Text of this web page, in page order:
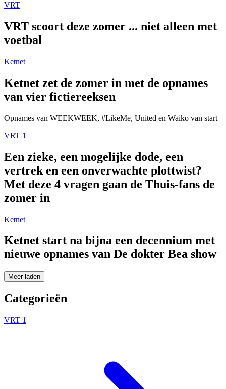
VRT
VRT scoort deze zomer ... niet alleen met
voetbal
Ketnet
Ketnet zet de zomer in met de opnames
van vier fictiereeksen
Opnames van WEEKWEEK, #LikeMe, United en Waiko van start
VRT 1
Een zieke, een mogelijke dode, een
vertrek en een onverwachte plottwist?
Met deze 4 vragen gaan de Thuis-fans de
zomer in
Ketnet
Ketnet start na bijna een decennium met
nieuwe opnames van De dokter Bea show
Meer laden
Categorieën
VRT 1